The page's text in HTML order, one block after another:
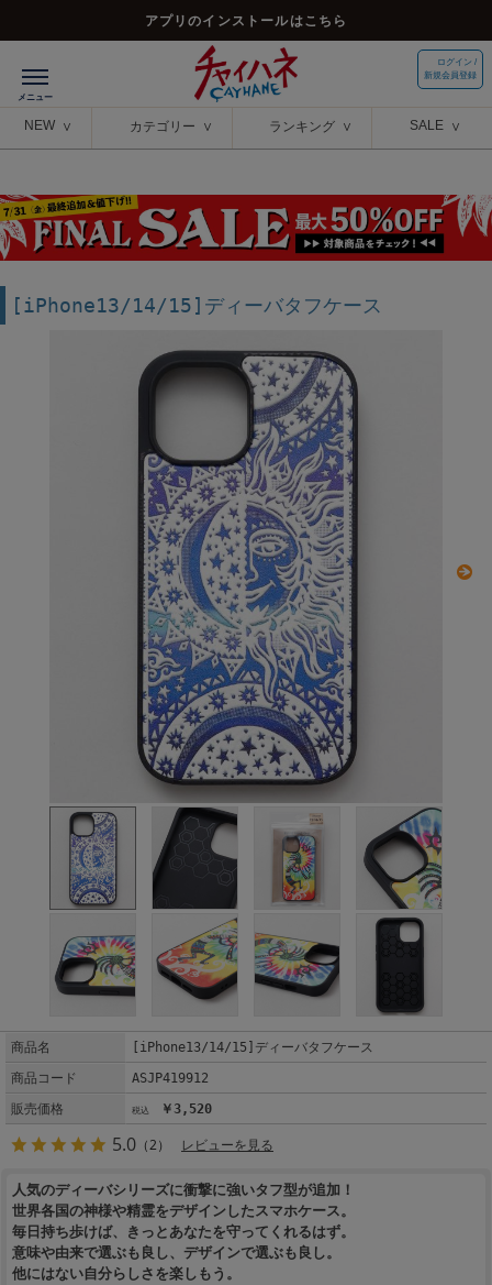
アプリのインストールはこちら
ログイン /
新規会員登録
NEW カテゴリー ランキング SALE
[iPhone13/14/15]ディーバタフケース
商品名
[iPhone13/14/15]ディーバタフケース
商品コード
ASJP419912
販売価格
￥3,520
5.0 （2） レビューを見る
人気のディーバシリーズに衝撃に強いタフ型が追加！
世界各国の神様や精霊をデザインしたスマホケース。
毎日持ち歩けば、きっとあなたを守ってくれるはず。
意味や由来で選ぶも良し、デザインで選ぶも良し。
他にはない自分らしさを楽しもう。